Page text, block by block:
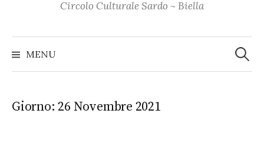
Circolo Culturale Sardo ~ Biella
MENU per:
Giorno:26 Novembre 2021